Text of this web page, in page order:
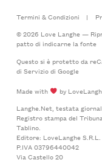
Termini & Condizioni |
© 2026 Love Langhe —
patto di indicarne la fonte
Questo si è protetto da
di Serviziodi Google
Made with
by
Langhe.Net, testata
Registro stampa del
Tablino.
Editore: LoveLanghe S.R.L.
P.IVA 03796440042
Via Castello 20